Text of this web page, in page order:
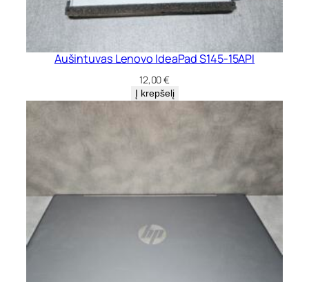
Aušintuvas Lenovo IdeaPad S145-15API
12,00€
Į krepšelį